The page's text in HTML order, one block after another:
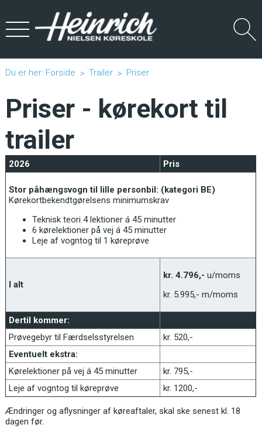
Du er her: Forside Trailer Priser
Priser - kørekort til
trailer
2026 Pris
Stor påhængsvogn til lille personbil: (kategori BE)
Kørekortbekendtgørelsens minimumskrav
Teknisk teori 4 lektioner á 45 minutter
6 kørelektioner på vej á 45 minutter
Leje af vogntog til 1 køreprøve
I alt
kr. 4.796,- u/moms
kr. 5.995,- m/moms
Dertil kommer:
Prøvegebyr til Færdselsstyrelsen
kr. 520,-
Eventuelt ekstra:
Kørelektioner på vej á 45 minutter
kr. 795,-
Leje af vogntog til køreprøve
kr. 1200,-
Ændringer og aflysninger af køreaftaler, skal ske senest kl. 18
dagen før.